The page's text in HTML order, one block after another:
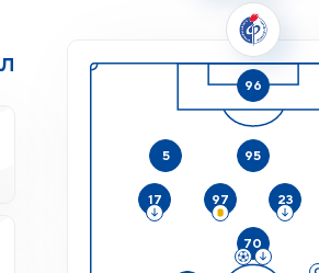
96
5 95
17 97 23
70